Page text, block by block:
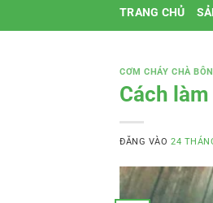
TRANG CHỦ
CƠM CHÁY CHÀ
Cách
ĐĂNG VÀO24